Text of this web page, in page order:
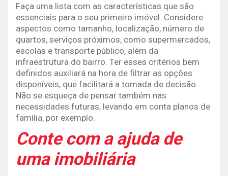
Faça uma lista com as características que são
essenciais para o seu primeiro imóvel. Considere
aspectos como tamanho, localização, número de
quartos, serviços próximos, como supermercados,
escolas e transporte público, além da
infraestrutura do bairro. Ter esses critérios bem
definidos auxiliará na hora de filtrar as opções
disponíveis, que facilitará a tomada de decisão.
Não se esqueça de pensar também nas
necessidades futuras, levando em conta planos de
família, por exemplo.
Conte com a ajuda de
uma imobiliária